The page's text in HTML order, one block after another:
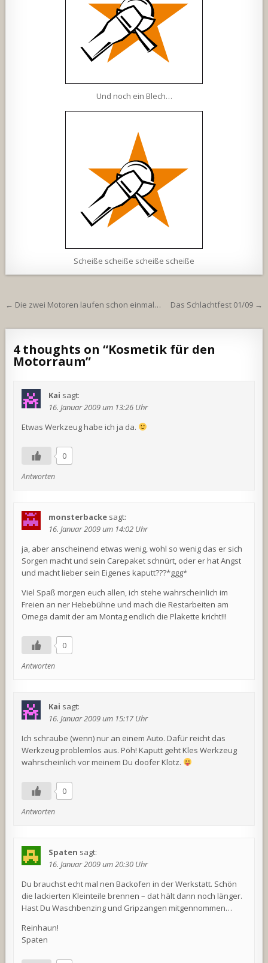
Und noch ein Blech…
Scheiße scheiße scheiße scheiße
Beitragsnavigation
← Die zwei Motoren laufen schon einmal… Das Schlachtfest 01/09 →
4 thoughts on “Kosmetik für den
Motorraum”
Kai sagt:
16. Januar 2009 um 13:26 Uhr
Etwas Werkzeug habe ich ja da.
0
Antworten
monsterbacke sagt:
16. Januar 2009 um 14:02 Uhr
ja, aber anscheinend etwas wenig, wohl so wenig das er sich
Sorgen macht und sein Carepaket schnürt, oder er hat Angst
und macht lieber sein Eigenes kaputt???*ggg*
Viel Spaß morgen euch allen, ich stehe wahrscheinlich im
Freien an ner Hebebühne und mach die Restarbeiten am
Omega damit der am Montag endlich die Plakette kricht!!!
0
Antworten
Kai sagt:
16. Januar 2009 um 15:17 Uhr
Ich schraube (wenn) nur an einem Auto. Dafür reicht das
Werkzeug problemlos aus. Pöh! Kaputt geht Kles Werkzeug
wahrscheinlich vor meinem Du doofer Klotz.
0
Antworten
Spaten sagt:
16. Januar 2009 um 20:30 Uhr
Du brauchst echt mal nen Backofen in der Werkstatt. Schön
die lackierten Kleinteile brennen – dat hält dann noch länger.
Hast Du Waschbenzing und Gripzangen mitgennommen…
Reinhaun!
Spaten